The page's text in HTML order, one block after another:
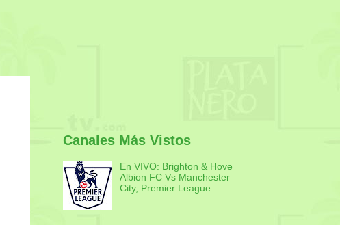
Canales Más Vistos
En VIVO: Brighton & Hove
Albion FC Vs Manchester
City, Premier League